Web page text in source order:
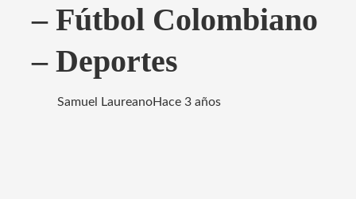
– Fútbol Colombiano
– Deportes
Samuel LaureanoHace 3 años